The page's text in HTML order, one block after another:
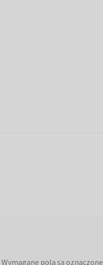
Wymagane pola są oznaczone